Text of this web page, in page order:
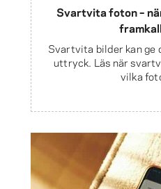
Svartvita foton –
Svartvita bilder kan ge
uttryck. Läs när
vilka